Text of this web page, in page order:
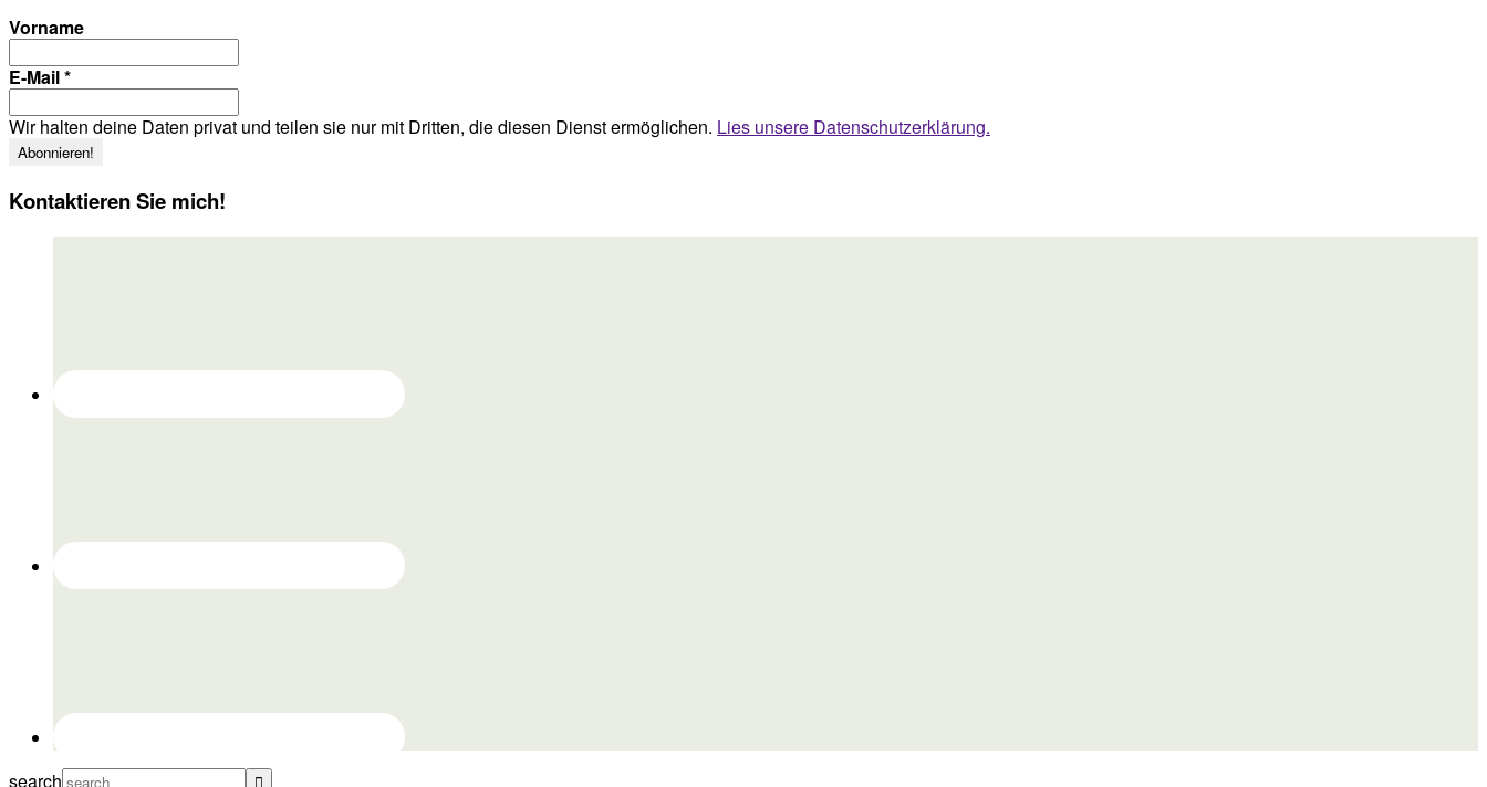
Vorname
E-Mail*
Wir halten deine Daten privat und teilen sie nur mit Dritten, die diesen Dienst ermöglichen. Lies unsere Datenschutzerklärung.
Kontaktieren Sie mich!
search